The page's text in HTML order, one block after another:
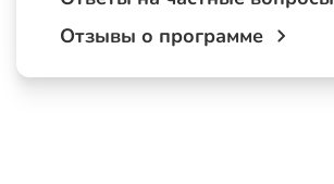
Отзывы о программе